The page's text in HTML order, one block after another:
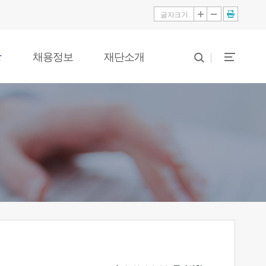
글자크기
채용정보 재단소개